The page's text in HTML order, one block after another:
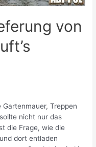
von
Treppen
nicht nur das
die Frage, wie die
dort entladen